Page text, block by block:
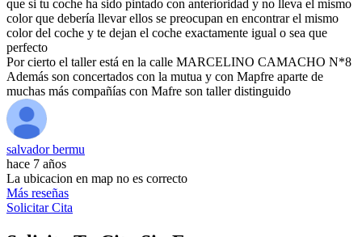
que si tu coche ha sido pintado con anterioridad y no lleva el mismo
color que debería llevar ellos se preocupan en encontrar el mismo
color del coche y te dejan el coche exactamente igual o sea que
perfecto
Por cierto el taller está en la calle MARCELINO CAMACHO N*8
Además son concertados con la mutua y con Mapfre aparte de
muchas más compañías con Mafre son taller distinguido
salvador bermu
hace 7 años
La ubicacion en map no es correcto
Más reseñas
Solicitar Cita